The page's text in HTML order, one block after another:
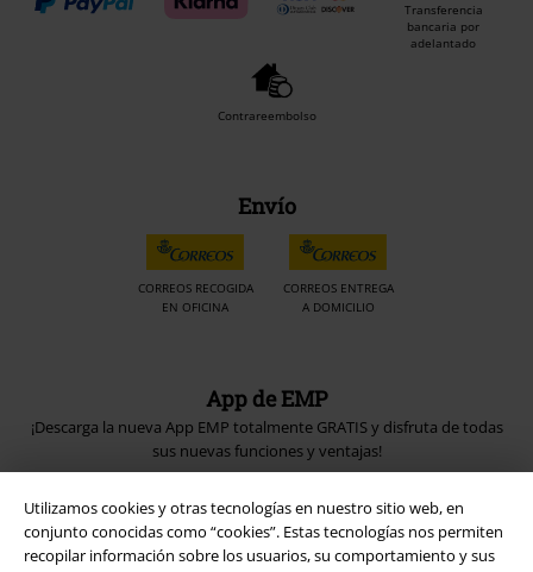
Utilizamos cookies y otras tecnologías en nuestro sitio web, en
conjunto conocidas como “cookies”. Estas tecnologías nos permiten
recopilar información sobre los usuarios, su comportamiento y sus
Transferencia
bancaria por
adelantado
Contrareembolso
Envío
CORREOS RECOGIDA
EN OFICINA
CORREOS ENTREGA
A DOMICILIO
App de EMP
¡Descarga la nueva App EMP totalmente GRATIS y disfruta de todas
sus nuevas funciones y ventajas!